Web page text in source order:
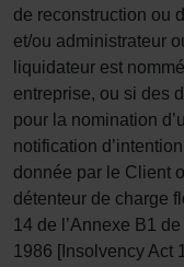
de reconstruction ou
et/ou administrateur
liquidateur est
entreprise, ou si des
pour la nomination
notification
donnée par le Client
détenteur de charge
14 de l’Annexe B1
1986 [Insolvency Act